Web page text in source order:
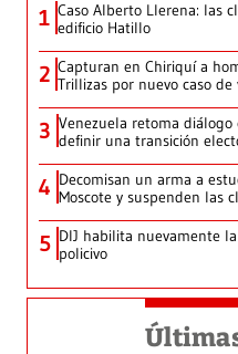
1 Caso Alberto Llerena: las
edificio Hatillo
2 Capturan en Chiriquí a
Trillizas por nuevo caso
3 Venezuela retoma
definir una transición
4 Decomisan un arma a
Moscote y suspenden las
5 DIJ habilita nuevamente
policivo